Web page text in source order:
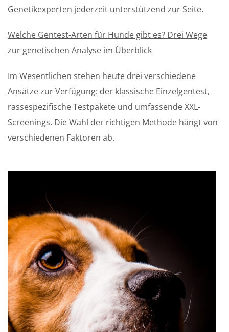
Genetikexperten jederzeit unterstützend zur Seite.
Welche Gentest-Arten für Hunde gibt es? Drei Wege
zur genetischen Analyse im Überblick
Im Wesentlichen stehen heute drei verschiedene
Ansätze zur Verfügung: der klassische Einzelgentest,
rassespezifische Testpakete und umfassende XXL-
Screenings. Die Wahl der richtigen Methode hängt von
verschiedenen Faktoren ab.